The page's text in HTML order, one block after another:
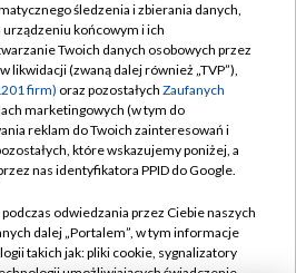
TVP
TVP
prywatności
Moje zgody
Pomoc
Kontakt
śledzenia i zbierania danych,
końcowym i ich
Twoich danych osobowych przez
likwidacji (zwaną dalej również „TVP”),
firm) oraz pozostałych Zaufanych
marketingowych (w tym do
reklam do Twoich zainteresowań i
które wskazujemy poniżej, a
nas identyfikatora PPID do Google.
odwiedzania przez Ciebie naszych
dalej „Portalem”, w tym informacje
takich jak: pliki cookie, sygnalizatory